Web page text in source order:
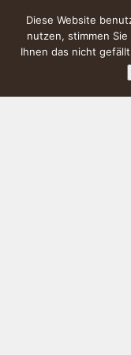
Diese Website
nutzen, stimmen
Ihnen das nicht